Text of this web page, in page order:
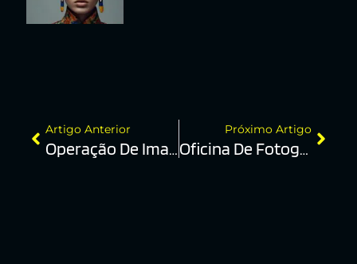
Artigo Anterior
Operação De Imagem
Próximo Artigo
Oficina De Fotografia